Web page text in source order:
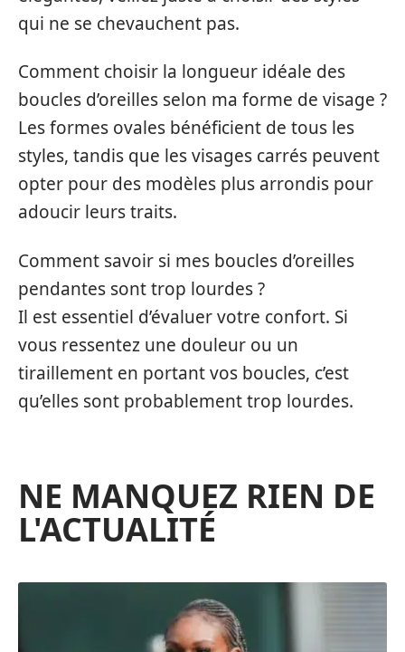
qui ne se chevauchent pas.
Comment choisir la longueur idéale des
boucles d’oreilles selon ma forme de visage ?
Les formes ovales bénéficient de tous les
styles, tandis que les visages carrés peuvent
opter pour des modèles plus arrondis pour
adoucir leurs traits.
Comment savoir si mes boucles d’oreilles
pendantes sont trop lourdes ?
Il est essentiel d’évaluer votre confort. Si
vous ressentez une douleur ou un
tiraillement en portant vos boucles, c’est
qu’elles sont probablement trop lourdes.
NE MANQUEZ RIEN DE
L'ACTUALITÉ